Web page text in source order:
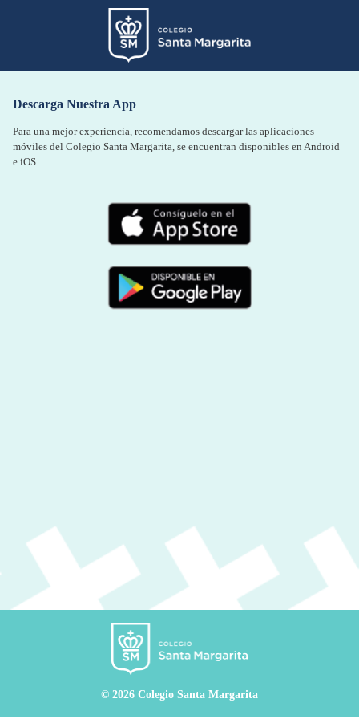
Descarga Nuestra App
Para una mejor experiencia, recomendamos descargar las aplicaciones
móviles del Colegio Santa Margarita, se encuentran disponibles en Android
e iOS.
© 2026 Colegio Santa Margarita